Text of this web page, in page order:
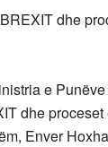
dhe
e
dhe
Enver